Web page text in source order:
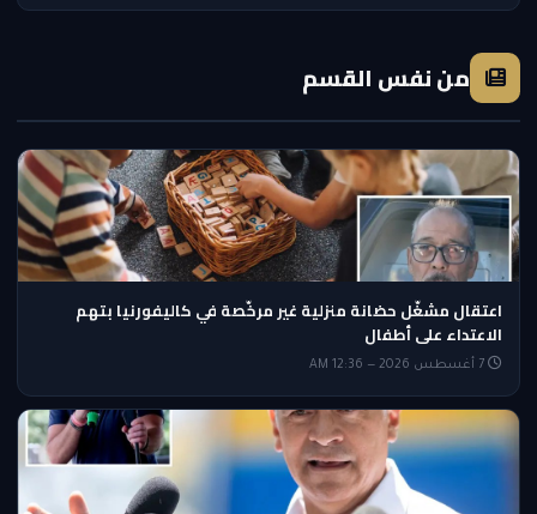
من نفس القسم
اعتقال مشغّل حضانة منزلية غير مرخّصة في كاليفورنيا بتهم
الاعتداء على أطفال